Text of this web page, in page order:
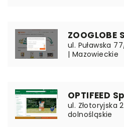
ZOOGLOBE
ul. Puławska
| Mazowieckie
OPTIFEED
ul. Złotoryjska
dolnośląskie